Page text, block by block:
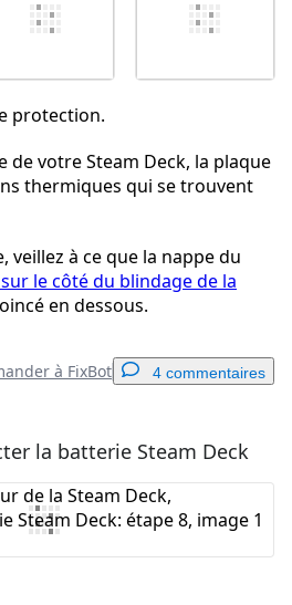
protection.
de votre Steam Deck, la plaque
thermiques qui se trouvent
veillez à ce que la nappe du
le côté du blindage de la
en dessous.
à FixBot 4 commentaires
un commentaire
la batterie Steam Deck